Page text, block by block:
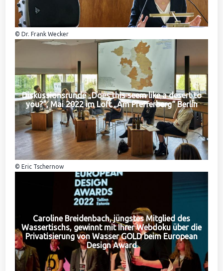
© Dr. Frank Wecker
Diskussionsrunde „Does this seem like a desert to
you?“, Mai 2022 im Loft „Am Pfefferberg“ Berlin
© Eric Tschernow
Caroline Breidenbach, jüngstes Mitglied des
Wassertischs, gewinnt mit Ihrer Webdoku über die
Privatisierung von Wasser GOLD beim European
Design Award